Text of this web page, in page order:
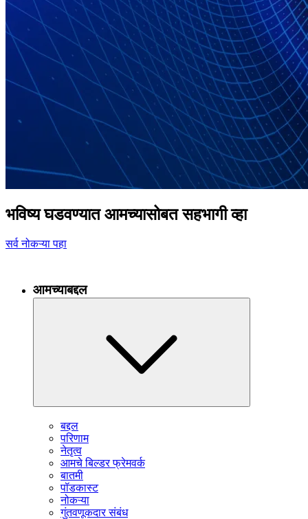
भविष्य घडवण्यात आमच्यासोबत सहभागी व्हा
सर्व नोकऱ्या पहा
आमच्याबद्दल
बद्दल
परिणाम
नेतृत्व
आमचे बिल्डर फ्रेमवर्क
बातमी
पॉडकास्ट
नोकऱ्या
गुंतवणूकदार संबंध